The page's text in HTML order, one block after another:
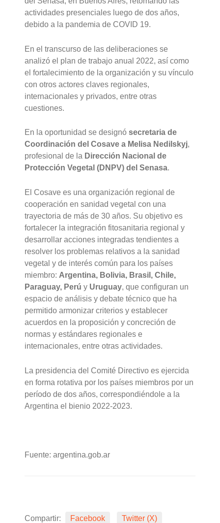
actividades presenciales luego de dos años,
debido a la pandemia de COVID 19.
En el transcurso de las deliberaciones se
analizó el plan de trabajo anual 2022, así como
el fortalecimiento de la organización y su vínculo
con otros actores claves regionales,
internacionales y privados, entre otras
cuestiones.
En la oportunidad se designósecretaria de
Coordinación del Cosave a Melisa Nedilskyj,
profesional de la Dirección Nacional de
Protección Vegetal (DNPV) del Senasa.
El Cosave es una organización regional de
cooperación en sanidad vegetal con una
trayectoria de más de 30 años. Su objetivo es
fortalecer la integración fitosanitaria regional y
desarrollar acciones integradas tendientes a
resolver los problemas relativos a la sanidad
vegetal y de interés común para los países
miembro: Argentina, Bolivia, Brasil, Chile,
Paraguay, Perú y Uruguay, que configuran un
espacio de análisis y debate técnico que ha
permitido armonizar criterios y establecer
acuerdos en la proposición y concreción de
normas y estándares regionales e
internacionales, entre otras actividades.
La presidencia del Comité Directivo es ejercida
en forma rotativa por los países miembros por un
período de dos años, correspondiéndole a la
Argentina el bienio 2022-2023.
Fuente: argentina.gob.ar
Compartir: Facebook Twitter (X)